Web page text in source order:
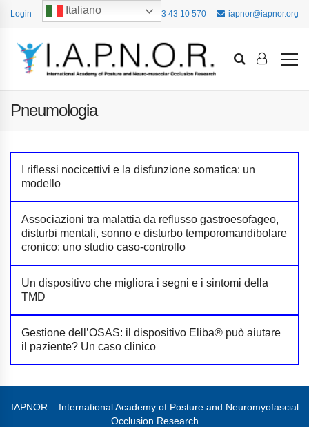
Login Italiano +39 393 43 10 570 iapnor@iapnor.org
Pneumologia
I riflessi nocicettivi e la disfunzione somatica: un
modello
Associazioni tra malattia da reflusso gastroesofageo,
disturbi mentali, sonno e disturbo temporomandibolare
cronico: uno studio caso-controllo
Un dispositivo che migliora i segni e i sintomi della
TMD
Gestione dell’OSAS: il dispositivo Eliba® può aiutare
il paziente? Un caso clinico
IAPNOR – International Academy of Posture and Neuromyofascial
Occlusion Research